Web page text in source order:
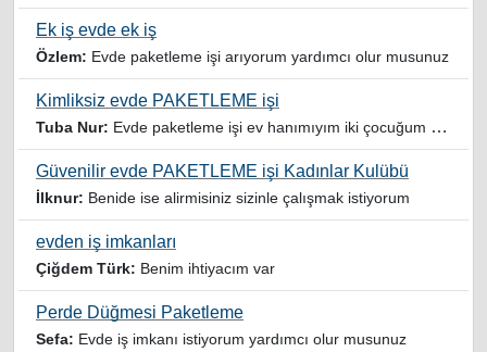
Ek iş evde ek iş
Özlem: Evde paketleme işi arıyorum yardımcı olur musunuz
Kimliksiz evde PAKETLEME işi
Tuba Nur: Evde paketleme işi ev hanımıyım iki çocuğum var yardımcı olursanız sevinirim
Güvenilir evde PAKETLEME işi Kadınlar Kulübü
İlknur: Benide ise alirmisiniz sizinle çalışmak istiyorum
evden iş imkanları
Çiğdem Türk: Benim ihtiyacım var
Perde Düğmesi Paketleme
Sefa: Evde iş imkanı istiyorum yardımcı olur musunuz